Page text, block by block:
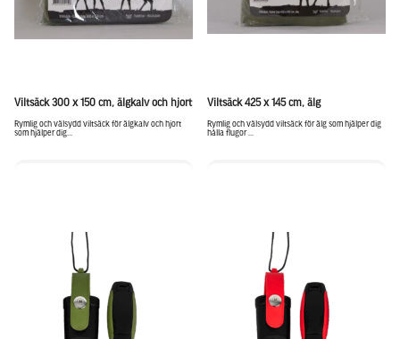
Viltsäck 300 x 150 cm, älgkalv och hjort
Rymlig och välsydd viltsäck för älgkalv och hjort
som hjälper dig...
Viltsäck 425 x 145 cm, älg
Rymlig och välsydd viltsäck för älg som hjälper dig
hålla flugor ...